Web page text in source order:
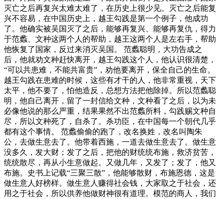
灭亡之后再复兴太难太难了，在历史上很少见。灭亡之后能复
兴不容易，在中国历史上，越王勾践是第一个例子，他成功
了。他确实被吴国灭了之后，能够再复兴、能够再复仇，得力
于范蠡、文种这两个人的帮助，越王这两个人是左右手，帮助
他恢复了国家，反过来消灭吴国。 范蠡聪明，大功告成之
后，他就劝文种赶快离开，越王勾践这个人，他认识很清楚，
“可以共患难，不能共富贵”，劝他要离开，保全自己的生命。
越王勾践在患难的时候，这些有才干的人，他非常重视，天下
太平，他不要了，怕他造反，总想方法把他除掉。所以范蠡聪
明，他自己离开，留了一封信给文种，文种看了之后，以为未
必像他说的那么严重，结果果然不出范蠡所料，勾践赐文种自
尽，所以文种死了，自杀了。杀功臣，在中国每一个朝代几乎
都有这个事情。 范蠡偷偷的跑了，改名换姓，改名叫陶朱
公，去做生意去了。他带着西施，一道去做生意去了。做生意
没多久，发大财；发了之后，把他的财统统布施，救济贫苦，
统统散尽，再从小生意做起。又做几年，又发了；发了，他又
布施。史书上记载“三聚三散”，他能够散财，布施恩德，这是
做生意人好榜样。做生意人赚得社会钱，大家取之于社会，还
用之于社会，所以供养他做财神很有道理。模范的商人，我们